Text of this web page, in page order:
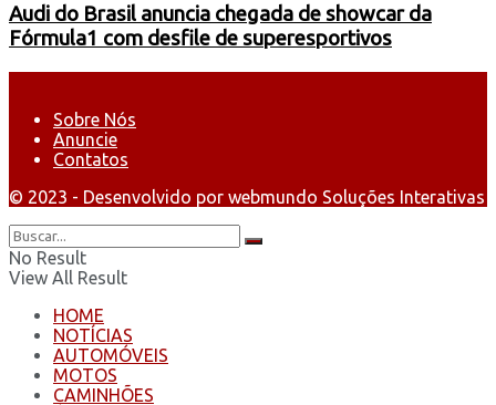
Audi do Brasil anuncia chegada de showcar da
Fórmula1 com desfile de superesportivos
Sobre Nós
Anuncie
Contatos
© 2023 - Desenvolvido por webmundo Soluções Interativas
No Result
View All Result
HOME
NOTÍCIAS
AUTOMÓVEIS
MOTOS
CAMINHÕES